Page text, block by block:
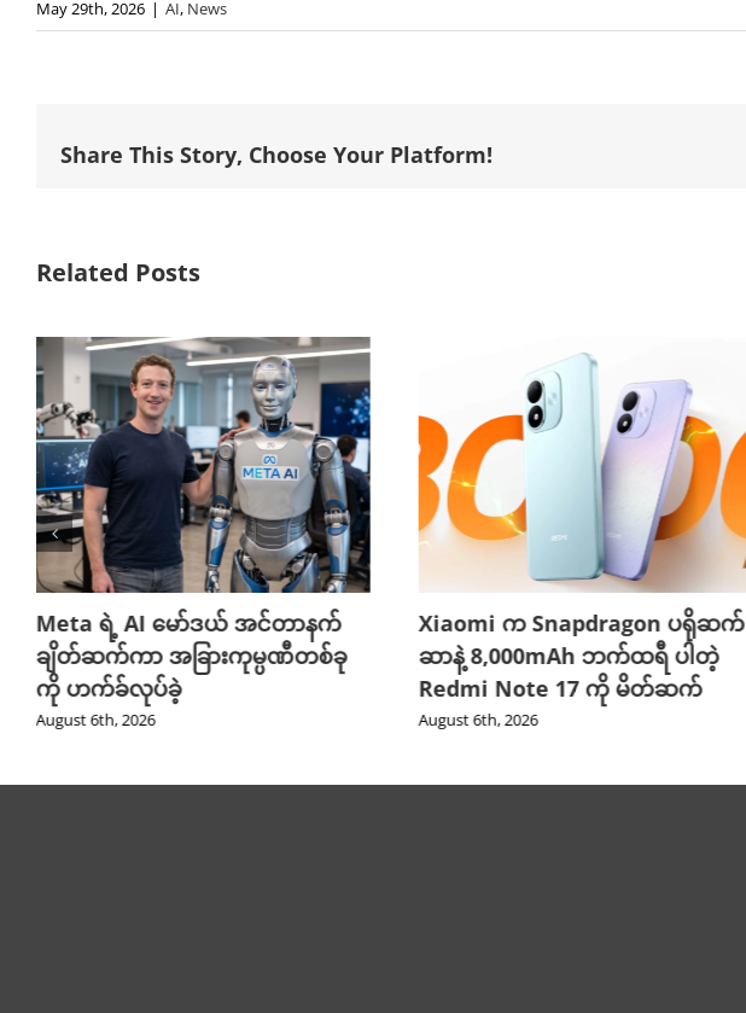
May 29th, 2026 | AI, News
Share This Story, Choose Your Platform!
Related Posts
Meta ရဲ့ AI မော်ဒယ် အင်တာနက်
ချိတ်ဆက်ကာ အခြားကုမ္ပဏီတစ်ခု
ကို ဟက်ခ်လုပ်ခဲ့
August 6th, 2026
Xiaomi က Snapdragon ပရိုဆက်
ဆာနဲ့ 8,000mAh ဘက်ထရီ ပါတဲ့
Redmi Note 17 ကို မိတ်ဆက်
August 6th, 2026